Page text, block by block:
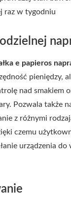
raz w tygodniu
e papieros
pieniędzy,
nad smakiem
Pozwala także
z różnymi
czemu
urządzenia do